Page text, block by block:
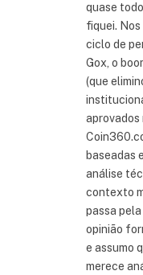
quase
fiquei.
ciclo de
Gox, o
(que
aprovados
baseadas
análise
contexto
passa
opinião
e assumo
merece